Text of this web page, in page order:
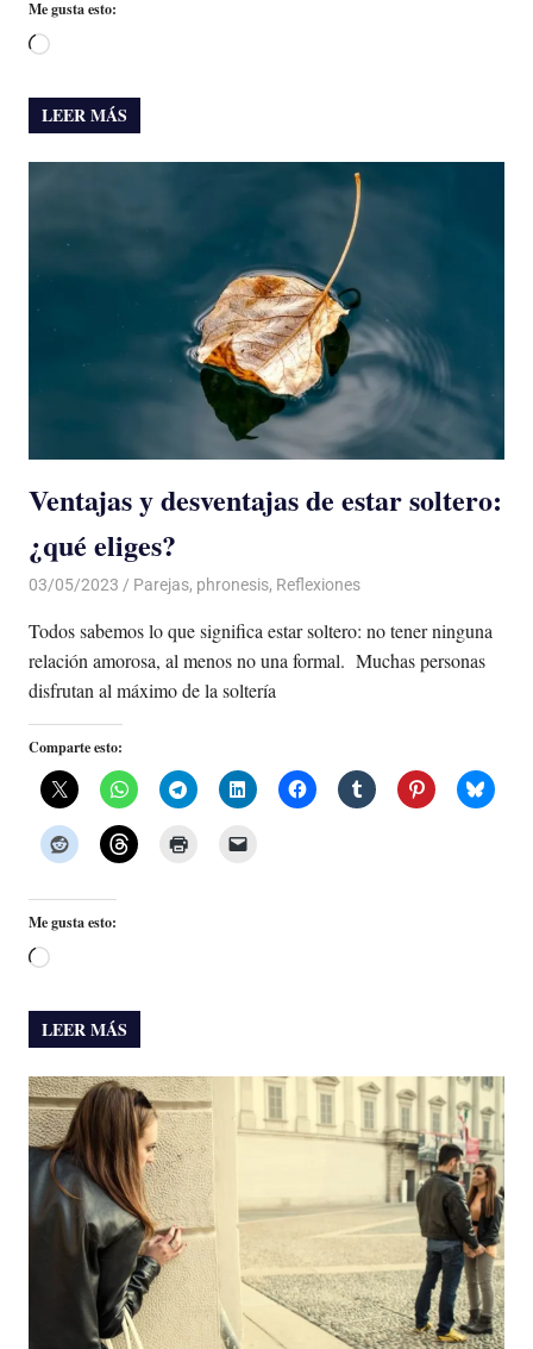
Me gusta esto:
Cargando...
LEER MÁS
Ventajas y desventajas de estar soltero:
¿qué eliges?
03/05/2023 De todo un Poco
Parejas, phronesis, Reflexiones
Todos sabemos lo que significa estar soltero: no tener ninguna
relación amorosa, al menos no una formal. Muchas personas
disfrutan al máximo de la soltería
Comparte esto:
Me gusta esto:
Cargando...
LEER MÁS